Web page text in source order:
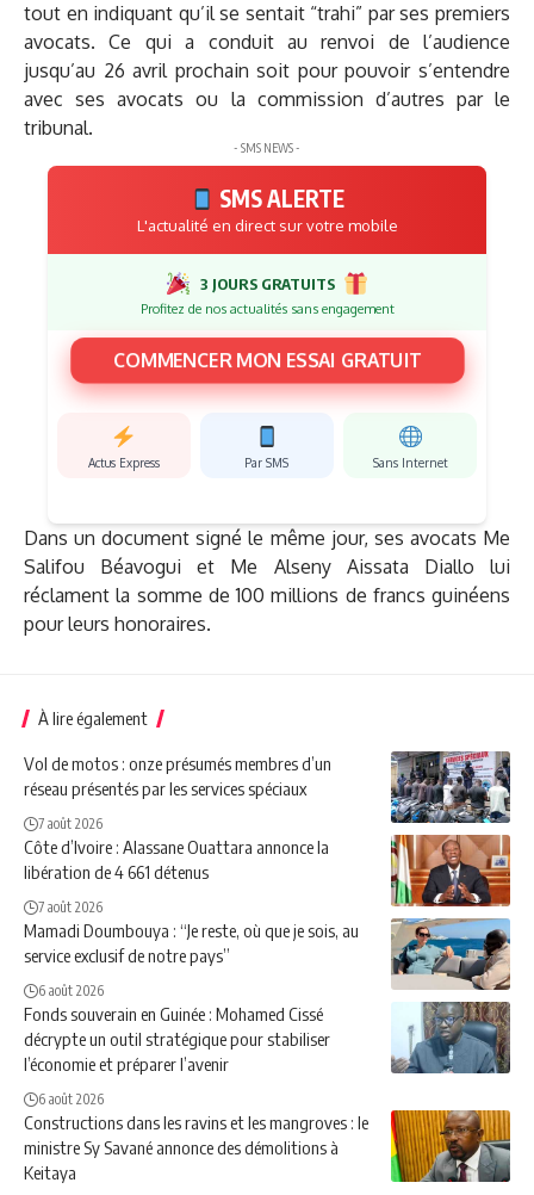
tout en indiquant qu’il se sentait “trahi” par ses premiers
avocats. Ce qui a conduit au renvoi de l’audience
jusqu’au 26 avril prochain soit pour pouvoir s’entendre
avec ses avocats ou la commission d’autres par le
tribunal.
- SMS NEWS -
SMS ALERTE
L'actualité en direct sur votre mobile
3 JOURS GRATUITS
Profitez de nos actualités sans engagement
COMMENCER MON ESSAI GRATUIT
Actus Express Par SMS Sans Internet
Dans un document signé le même jour, ses avocats Me
Salifou Béavogui et Me Alseny Aissata Diallo lui
réclament la somme de 100 millions de francs guinéens
pour leurs honoraires.
À lire également
Vol de motos : onze présumés membres d’un
réseau présentés par les services spéciaux
7 août 2026
Côte d’Ivoire : Alassane Ouattara annonce la
libération de 4 661 détenus
7 août 2026
Mamadi Doumbouya : “Je reste, où que je sois, au
service exclusif de notre pays”
6 août 2026
Fonds souverain en Guinée : Mohamed Cissé
décrypte un outil stratégique pour stabiliser
l’économie et préparer l’avenir
6 août 2026
Constructions dans les ravins et les mangroves : le
ministre Sy Savané annonce des démolitions à
Keitaya